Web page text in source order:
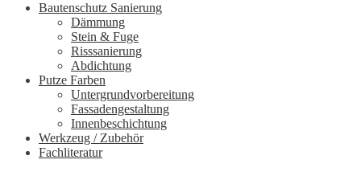
Bautenschutz Sanierung
Dämmung
Stein & Fuge
Risssanierung
Abdichtung
Putze Farben
Untergrundvorbereitung
Fassadengestaltung
Innenbeschichtung
Werkzeug / Zubehör
Fachliteratur